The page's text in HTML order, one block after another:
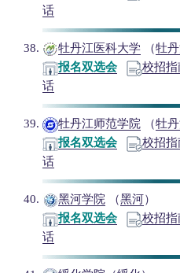
话
牡丹江医科大学 （牡
报名双选会
校招指
话
牡丹江师范学院 （牡
报名双选会
校招指
话
黑河学院 （黑河）
报名双选会
校招指
话